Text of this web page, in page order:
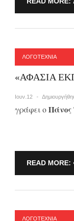
ΛΟΓΟΤΕΧΝΙΑ
«ΑΦΑΣΙΑ
Ιουν.12
γράφει οΠάνος
READ
ΛΟΓΟΤΕΧΝΙΑ